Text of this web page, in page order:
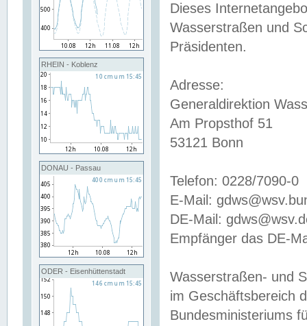
RHEIN - Koblenz
DONAU - Passau
ODER - Eisenhüttenstadt
Dieses
Wasserstraßen und
Präsidenten.
Adresse:
Generaldirektion
Am Propsthof 51
53121 Bonn
Telefon: 0228/7090-0
E-Mail:
DE-Mail:
Empfänger das DE-
Wasserstraßen- und
im Geschäftsbereich
Bundesministeriums